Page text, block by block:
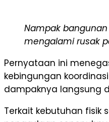
Nampak
mengalami rusak
Pernyataan ini
kebingungan
dampaknya langsung
Terkait kebutuhan fisik